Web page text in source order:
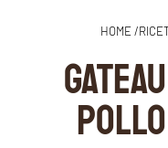
HOME /
pollo